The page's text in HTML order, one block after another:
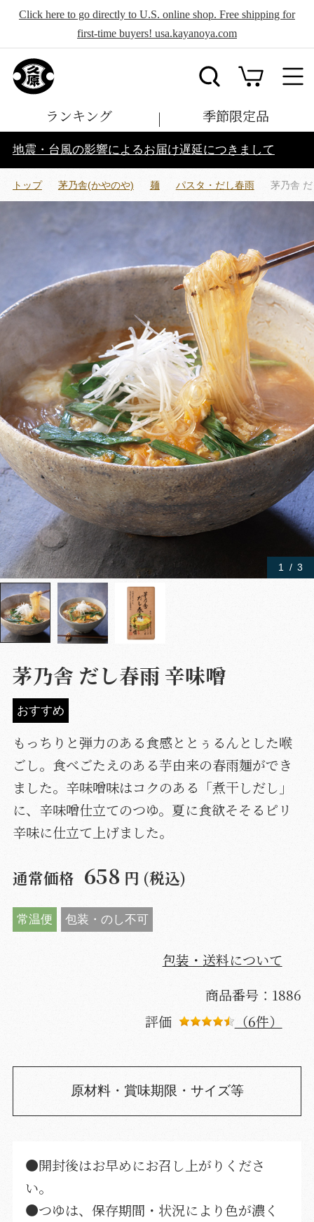
Click here to go directly to U.S. online shop. Free shipping for
first-time buyers! usa.kayanoya.com
ランキング 季節限定品
地震・台風の影響によるお届け遅延につきまして
トップ 茅乃舎(かやのや) 麺 パスタ・だし春雨 茅乃舎
1 / 3
茅乃舎 だし春雨 辛味噌
おすすめ
もっちりと弾力のある食感ととぅるんとした喉
ごし。食べごたえのある芋由来の春雨麺ができ
ました。辛味噌味はコクのある「煮干しだし」
に、辛味噌仕立てのつゆ。夏に食欲そそるピリ
辛味に仕立て上げました。
通常価格 658 円 (税込)
常温便 包装・のし不可
包装・送料について
商品番号：1886
評価
（6件）
原材料・賞味期限・サイズ等
●開封後はお早めにお召し上がりくださ
い。
●つゆは、保存期間・状況により色が濃く